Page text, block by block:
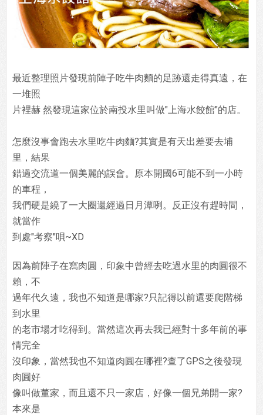
最近整理照片發現前陣子吃牛肉麵的足跡還走得真遠，在
一堆照
片裡赫 然發現這家位於南投水里叫做"上海水餃館"的店。
怎麼沒事會跑去水里吃牛肉麵?其實是有天出差要去埔
里，結果
錯過交流道一個美麗的誤會。原本開國6可能不到一小時
的車程，
我們硬是繞了一大圈還經過日月潭咧。反正沒有趕時間，
就當作
到處"考察"唄~XD
因為前陣子在寫肉圓，印象中曾經去吃過水里的肉圓很不
賴，不
過年代久遠，我也不知道是哪家?只記得以前還要爬階梯
到水里
的老市場才吃得到。當然這次再去我已經對十多年前的事
情完全
沒印象，當然我也不知道肉圓在哪裡?查了GPS之後發現
肉圓好
像叫做董家，而且還不只一家店，好像一個兄弟開一家?
本來是